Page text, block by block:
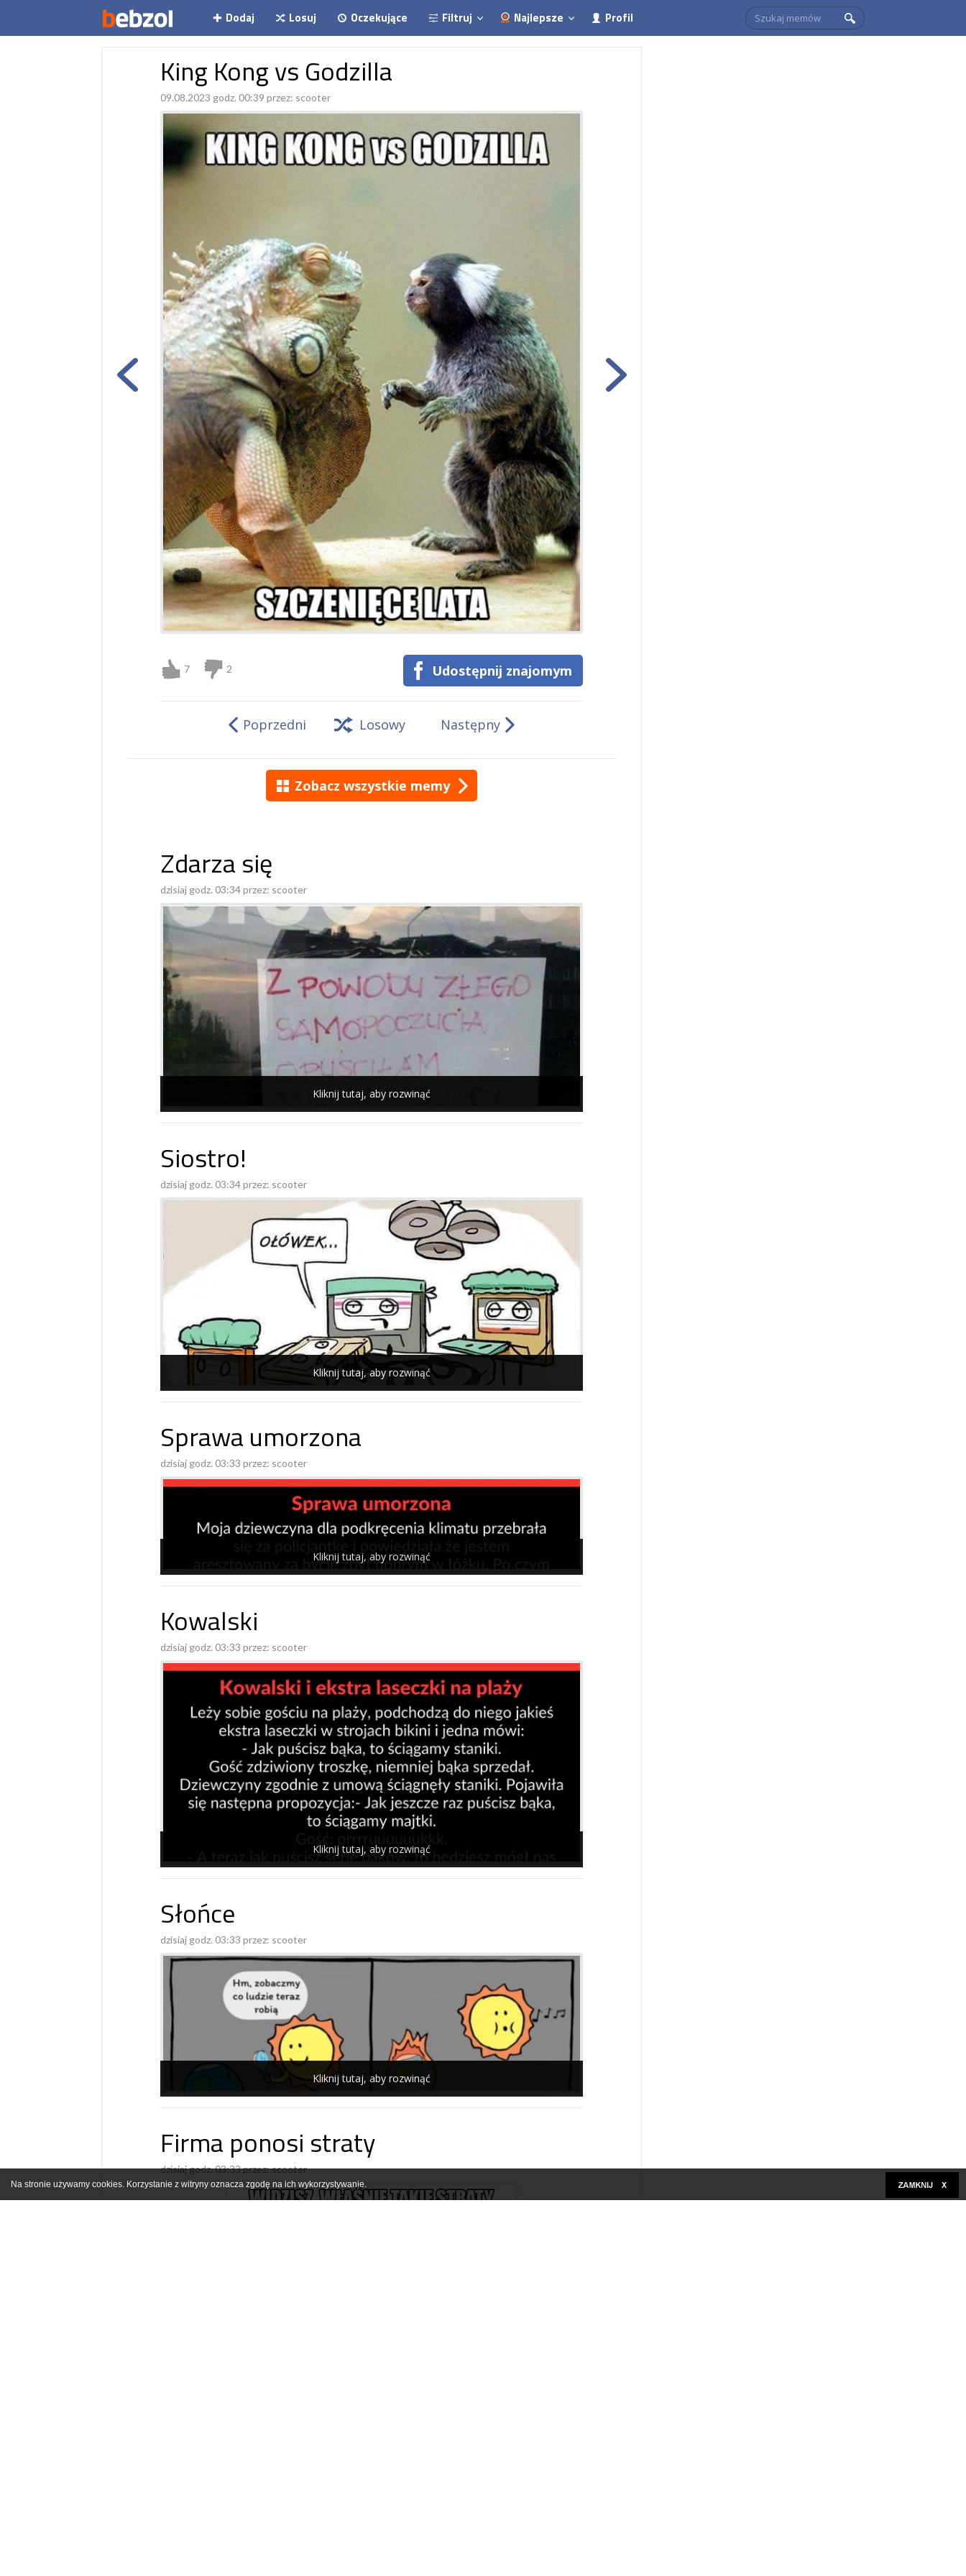
Dodaj Losuj Oczekujące Filtruj Najlepsze Profil
King Kong vs Godzilla
09.08.2023 godz. 00:39 przez: scooter
7 2 Udostępnij znajomym
Poprzedni Losowy Następny
Zobacz wszystkie memy
Zdarza się
dzisiaj godz. 03:34 przez: scooter
Kliknij tutaj, aby rozwinąć
Siostro!
dzisiaj godz. 03:34 przez: scooter
Kliknij tutaj, aby rozwinąć
Sprawa umorzona
dzisiaj godz. 03:33 przez: scooter
Kliknij tutaj, aby rozwinąć
Kowalski
dzisiaj godz. 03:33 przez: scooter
Kliknij tutaj, aby rozwinąć
Słońce
dzisiaj godz. 03:33 przez: scooter
Kliknij tutaj, aby rozwinąć
Firma ponosi straty
dzisiaj godz. 03:33 przez:scooter
Na stronie używamy cookies. Korzystanie z witryny oznacza zgodę na ich wykorzystywanie.